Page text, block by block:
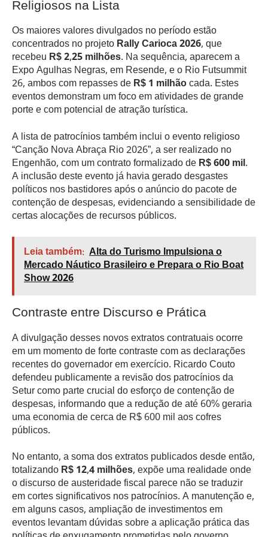
Religiosos na Lista
Os maiores valores divulgados no período estão
concentrados no projetoRally Carioca 2026, que
recebeu R$ 2,25 milhões. Na sequência, aparecem a
Expo Agulhas Negras, em Resende, e o Rio Futsummit
26, ambos com repasses deR$ 1 milhãocada. Estes
eventos demonstram um foco em atividades de grande
porte e com potencial de atração turística.
A lista de patrocínios também inclui o evento religioso
“Canção Nova Abraça Rio 2026”, a ser realizado no
Engenhão, com um contrato formalizado deR$ 600 mil.
A inclusão deste evento já havia gerado desgastes
políticos nos bastidores após o anúncio do pacote de
contenção de despesas, evidenciando a sensibilidade de
certas alocações de recursos públicos.
Leia também: Alta do Turismo Impulsiona o
Mercado Náutico Brasileiro e Prepara o Rio Boat
Show 2026
Contraste entre Discurso e Prática
A divulgação desses novos extratos contratuais ocorre
em um momento de forte contraste com as declarações
recentes do governador em exercício. Ricardo Couto
defendeu publicamente a revisão dos patrocínios da
Setur como parte crucial do esforço de contenção de
despesas, informando que a redução de até 60% geraria
uma economia de cerca de R$ 600 mil aos cofres
públicos.
No entanto, a soma dos extratos publicados desde então,
totalizandoR$ 12,4 milhões, expõe uma realidade onde
o discurso de austeridade fiscal parece não se traduzir
em cortes significativos nos patrocínios. A manutenção e,
em alguns casos, ampliação de investimentos em
eventos levantam dúvidas sobre a aplicação prática das